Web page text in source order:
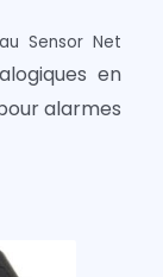
Sensor Net
en
alarmes